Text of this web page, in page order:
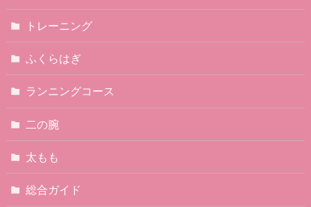
トレーニング
ふくらはぎ
ランニングコース
二の腕
太もも
総合ガイド